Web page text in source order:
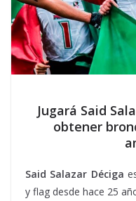
Jugará Said
obtener
Said Salazar Déciga
y flag desde hace 25